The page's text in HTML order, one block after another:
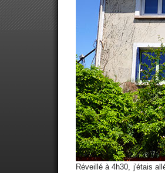
Réveillé à 4h30, j'étais